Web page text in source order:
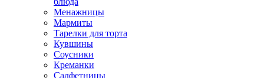
Менажницы
Мармиты
Тарелки для торта
Кувшины
Соусники
Креманки
Салфетницы